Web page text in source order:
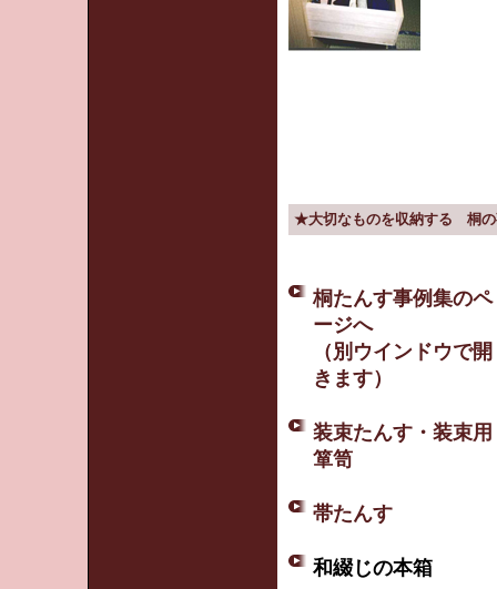
★大切なものを収納する 桐
桐たんす事例集のペ
ージへ
（別ウインドウで開
きます）
装束たんす・装束用
箪笥
帯たんす
和綴じの本箱